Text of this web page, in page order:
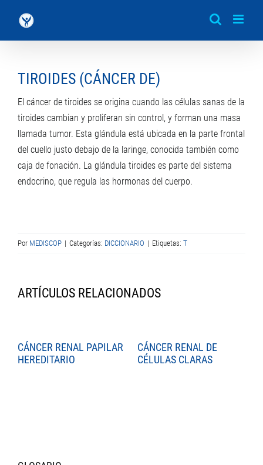
contenido
TIROIDES (CÁNCER DE)
El cáncer de tiroides se origina cuando las células sanas de la
tiroides cambian y proliferan sin control, y forman una masa
llamada tumor. Esta glándula está ubicada en la parte frontal
del cuello justo debajo de la laringe, conocida también como
caja de fonación. La glándula tiroides es parte del sistema
endocrino, que regula las hormonas del cuerpo.
Por MEDISCOP | Categorías: DICCIONARIO | Etiquetas: T
ARTÍCULOS RELACIONADOS
CÁNCER RENAL PAPILAR
HEREDITARIO
CÁNCER RENAL DE
CÉLULAS CLARAS